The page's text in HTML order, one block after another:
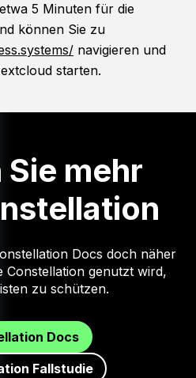
5 Minuten für die
können Sie zu
navigieren und
starten.
Sie mehr
Docs doch näher
Constellation genutzt wird,
zu schützen.
Docs
Fallstudie